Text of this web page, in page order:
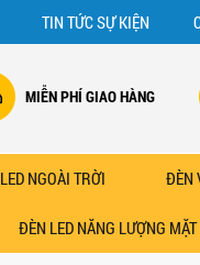
MIỄN PHÍ GIAO HÀNG
TIN TỨC SỰ KIỆN
NGOÀI TRỜI ĐÈN
ĐÈN LED NĂNG LƯỢNG